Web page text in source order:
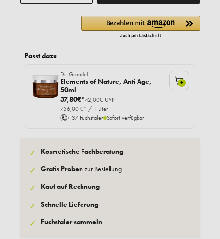
Passt dazu
Dr. Grandel
Elements of Nature, Anti Age,
50ml
37,80€*42,00€ UVP
756,00 €* / 1 Liter
+ 37 Fuchstaler Sofort verfügbar
+
✓ Kosmetische Fachberatung
✓ Gratis Probenzur Bestellung
✓ Kauf auf Rechnung
✓ Schnelle Lieferung
✓ Fuchstaler sammeln